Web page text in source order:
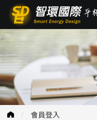
會員登入